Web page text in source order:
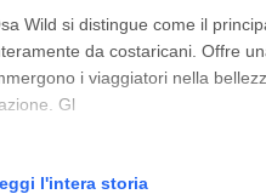
Wild si distingue come il
da costaricani. Offre
i viaggiatori nella
Gl
l'intera storia